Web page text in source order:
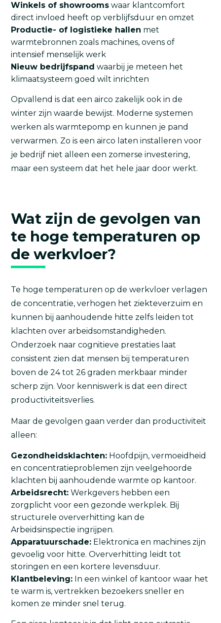
Winkels of showrooms waar klantcomfort
direct invloed heeft op verblijfsduur en omzet
Productie- of logistieke hallen met
warmtebronnen zoals machines, ovens of
intensief menselijk werk
Nieuw bedrijfspand waarbij je meteen het
klimaatsysteem goed wilt inrichten
Opvallend is dat een airco zakelijk ook in de
winter zijn waarde bewijst. Moderne systemen
werken als warmtepomp en kunnen je pand
verwarmen. Zo is een airco laten installeren voor
je bedrijf niet alleen een zomerse investering,
maar een systeem dat het hele jaar door werkt.
Wat zijn de gevolgen van
te hoge temperaturen op
de werkvloer?
Te hoge temperaturen op de werkvloer verlagen
de concentratie, verhogen het ziekteverzuim en
kunnen bij aanhoudende hitte zelfs leiden tot
klachten over arbeidsomstandigheden.
Onderzoek naar cognitieve prestaties laat
consistent zien dat mensen bij temperaturen
boven de 24 tot 26 graden merkbaar minder
scherp zijn. Voor kenniswerk is dat een direct
productiviteitsverlies.
Maar de gevolgen gaan verder dan productiviteit
alleen:
Gezondheidsklachten: Hoofdpijn, vermoeidheid
en concentratieproblemen zijn veelgehoorde
klachten bij aanhoudende warmte op kantoor.
Arbeidsrecht: Werkgevers hebben een
zorgplicht voor een gezonde werkplek. Bij
structurele oververhitting kan de
Arbeidsinspectie ingrijpen.
Apparatuurschade: Elektronica en machines zijn
gevoelig voor hitte. Oververhitting leidt tot
storingen en een kortere levensduur.
Klantbeleving: In een winkel of kantoor waar het
te warm is, vertrekken bezoekers sneller en
komen ze minder snel terug.